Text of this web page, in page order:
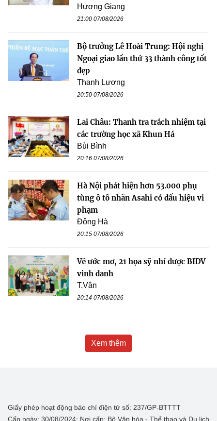
Hương Giang
21:00 07/08/2026
Bộ trưởng Lê Hoài Trung: Hội nghị
Ngoại giao lần thứ 33 thành công tốt
đẹp
Thanh Lương
20:50 07/08/2026
Lai Châu: Thanh tra trách nhiệm tại
các trường học xã Khun Há
Bùi Bình
20:16 07/08/2026
Hà Nội phát hiện hơn 53.000 phụ
tùng ô tô nhãn Asahi có dấu hiệu vi
phạm
Đông Hà
20:15 07/08/2026
Vẽ ước mơ, 21 họa sỹ nhí được BIDV
vinh danh
T.Vân
20:14 07/08/2026
Xem thêm
Giấy phép hoạt động báo chí điện tử số: 237/GP-BTTTT
Cấp ngày: 30/08/2024; Nơi cấp: Bộ Văn hóa - Thể thao và Du lịch